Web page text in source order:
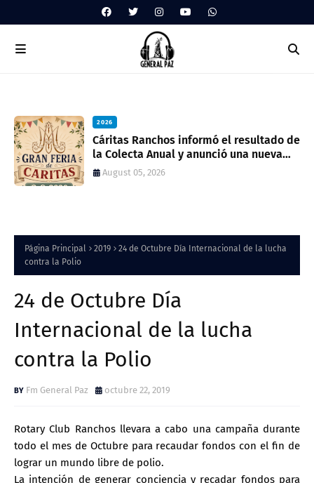
2026
Cáritas Ranchos informó el resultado de
la Colecta Anual y anunció una nueva
feria solidaria
August 05, 2026
Página Principal 2019
24 de Octubre Día Internacional de la lucha
contra la Polio
24 de Octubre Día
Internacional de la lucha
contra la Polio
Fm General Paz octubre 22, 2019
Rotary Club Ranchos llevara a cabo una campaña durante
todo el mes de Octubre para recaudar fondos con el fin de
lograr un mundo libre de polio.
La intención de generar conciencia y recadar fondos para